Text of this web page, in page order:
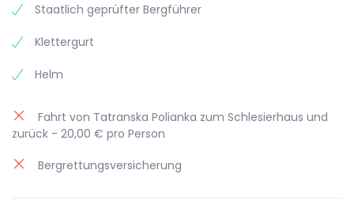
Staatlich geprüfter Bergführer
Klettergurt
Helm
Fahrt von Tatranska Polianka zum Schlesierhaus und
zurück - 20,00 € pro Person
Bergrettungsversicherung